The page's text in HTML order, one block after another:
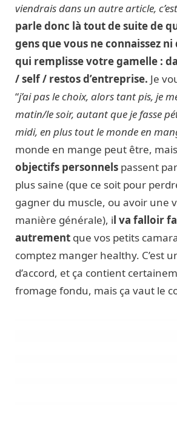
viendrais dans un autre article,
parle donc là tout de suite de
gens que vous ne connaissez ni
qui remplisse votre gamelle :
/ self / restos d’entreprise. Je
“j’ai pas le choix, alors tant pis, je
matin/le soir, autant que je fasse
midi, en plus tout le monde en
monde en mange peut être,
objectifs personnels passent
plus saine (que ce soit pour
gagner du muscle, ou avoir une
manière générale), il va falloir
autrement que vos petits
comptez manger healthy. C’est
d’accord, et ça contient
fromage fondu, mais ça vaut le